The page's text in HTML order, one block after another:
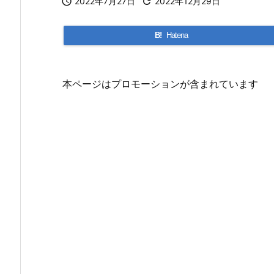
B! Hatena
本ページはプロモーションが含まれています